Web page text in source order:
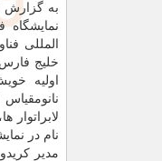
به گزارش
نمایشگاه
خلیج
اولیه
نام در
مدیر